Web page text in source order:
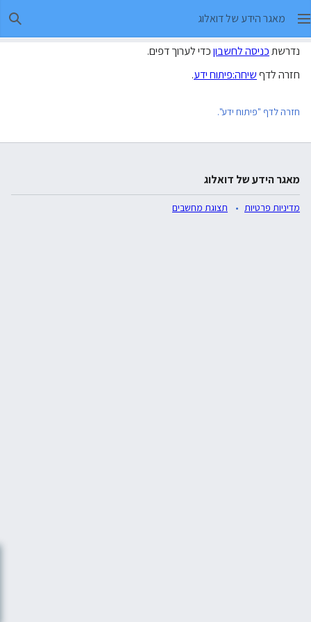
מאגר הידע של דואלוג
נדרשתכניסה לחשבוןכדי לערוך דפים.
חזרה לדףשיחה:פיתוח ידע.
חזרה לדף "פיתוח ידע".
מאגר הידע של דואלוג
מדיניות פרטיות תצוגת מחשבים